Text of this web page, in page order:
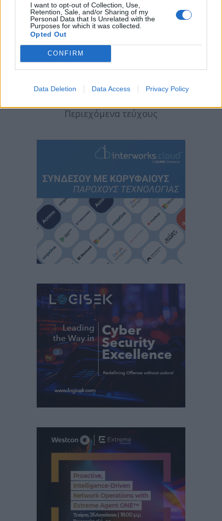
I want to opt-out of Collection, Use,
Retention, Sale, and/or Sharing of my
Personal Data that Is Unrelated with the
Purposes for which it was collected.
Opted Out
CONFIRM
Data Deletion Data Access Privacy Policy
Περιεχόμενα τεύχους